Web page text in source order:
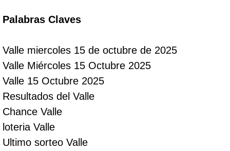
Saman de la suerte
Sinuano Día
Sinuano Noche
Super Chontico Noche
Palabras Claves
Valle miercoles 15 de octubre de 2025
Valle Miércoles 15 Octubre 2025
Valle 15 Octubre 2025
Resultados del Valle
Chance Valle
loteria Valle
Ultimo sorteo Valle